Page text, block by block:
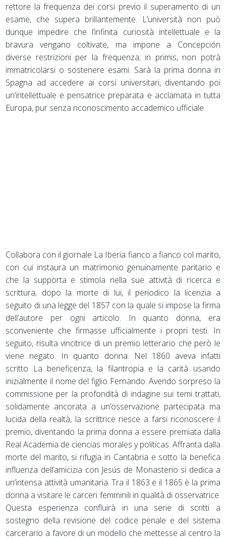
rettore la frequenza dei corsi previo il superamento di un
esame, che supera brillantemente. L’università non può
dunque impedire che l’infinita curiosità intellettuale e la
bravura vengano coltivate, ma impone a Concepción
diverse restrizioni per la frequenza; in primis, non potrà
immatricolarsi o sostenere esami. Sarà la prima donna in
Spagna ad accedere ai corsi universitari, diventando poi
un’intellettuale e pensatrice preparata e acclamata in tutta
Europa, pur senza riconoscimento accademico ufficiale.
Collabora con il giornale La Iberia fianco a fianco col marito,
con cui instaura un matrimonio genuinamente paritario e
che la supporta e stimola nella sue attività di ricerca e
scrittura; dopo la morte di lui, il periodico la licenzia a
seguito di una legge del 1857 con la quale si impose la firma
dell’autore per ogni articolo. In quanto donna, era
sconveniente che firmasse ufficialmente i propri testi. In
seguito, risulta vincitrice di un premio letterario che però le
viene negato. In quanto donna. Nel 1860 aveva infatti
scritto La beneficenza, la filantropia e la carità usando
inizialmente il nome del figlio Fernando. Avendo sorpreso la
commissione per la profondità di indagine sui temi trattati,
solidamente ancorata a un’osservazione partecipata ma
lucida della realtà, la scrittrice riesce a farsi riconoscere il
premio, diventando la prima donna a essere premiata dalla
Real Academia de ciencias morales y politicas. Affranta dalla
morte del marito, si rifugia in Cantabria e sotto la benefica
influenza dell’amicizia con Jesús de Monasterio si dedica a
un’intensa attività umanitaria. Tra il 1863 e il 1865 è la prima
donna a visitare le carceri femminili in qualità di osservatrice.
Questa esperienza confluirà in una serie di scritti a
sostegno della revisione del codice penale e del sistema
carcerario a favore di un modello che mettesse al centro la